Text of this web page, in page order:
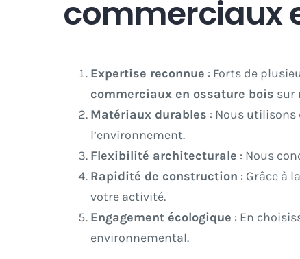
commerciaux
Expertise reconnue : Forts de
commerciaux en ossature bois sur
Matériaux durables : Nous
l’environnement.
Flexibilité architecturale : Nous
Rapidité de construction : Grâce à
votre activité.
Engagement écologique : En
environnemental.